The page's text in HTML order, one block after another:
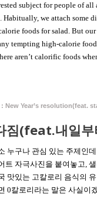
subject for people of
Habitually, we attach some
foods for salad. But
tempting high-calorie
aren’t calorific foods
: New Year’s resolution(feat.
짐(feat.내일
누구나 관심 있는 주제인
트 자극사진을 붙여놓고,
맛있는 고칼로리 음식의
0칼로리라는 말은 사실이